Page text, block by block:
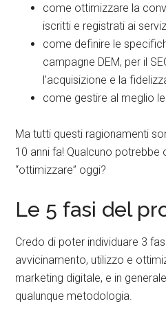
come ottimizzare la
iscritti e registrati ai
come definire le
campagne DEM, per il
l’acquisizione e la
come gestire al meglio
Ma tutti questi ragionamenti
10 anni fa! Qualcuno
“ottimizzare” oggi?
Le 5 fasi del
Credo di poter individuare 3
avvicinamento, utilizzo e
marketing digitale, e in
qualunque metodologia.